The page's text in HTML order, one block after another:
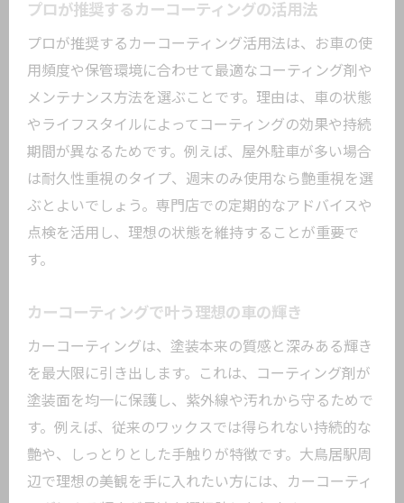
プロが推奨するカーコーティングの活用法
プロが推奨するカーコーティング活用法は、お車の使
用頻度や保管環境に合わせて最適なコーティング剤や
メンテナンス方法を選ぶことです。理由は、車の状態
やライフスタイルによってコーティングの効果や持続
期間が異なるためです。例えば、屋外駐車が多い場合
は耐久性重視のタイプ、週末のみ使用なら艶重視を選
ぶとよいでしょう。専門店での定期的なアドバイスや
点検を活用し、理想の状態を維持することが重要で
す。
カーコーティングで叶う理想の車の輝き
カーコーティングは、塗装本来の質感と深みある輝き
を最大限に引き出します。これは、コーティング剤が
塗装面を均一に保護し、紫外線や汚れから守るためで
す。例えば、従来のワックスでは得られない持続的な
艶や、しっとりとした手触りが特徴です。大鳥居駅周
辺で理想の美観を手に入れたい方には、カーコーティ